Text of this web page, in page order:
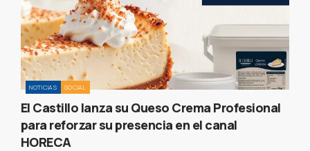
NOTICIAS SOCIAL
El Castillo lanza su Queso Crema Profesional
para reforzar su presencia en el canal
HORECA